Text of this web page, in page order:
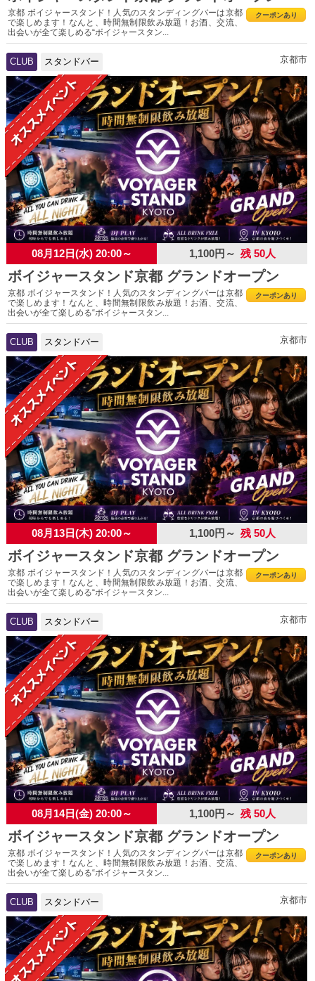
クーポンあり
京都 ボイジャースタンド！人気のスタンディングバーは京都
で楽しめます！なんと、時間無制限飲み放題！お酒、交流、
出会いが全て楽しめる“ボイジャースタン...
CLUB スタンドバー 京都市
08月12日(水) 20:00～ 1,100円～ 残 50人
ボイジャースタンド京都 グランドオープン
クーポンあり
京都 ボイジャースタンド！人気のスタンディングバーは京都
で楽しめます！なんと、時間無制限飲み放題！お酒、交流、
出会いが全て楽しめる“ボイジャースタン...
CLUB スタンドバー 京都市
08月13日(木) 20:00～ 1,100円～ 残 50人
ボイジャースタンド京都 グランドオープン
クーポンあり
京都 ボイジャースタンド！人気のスタンディングバーは京都
で楽しめます！なんと、時間無制限飲み放題！お酒、交流、
出会いが全て楽しめる“ボイジャースタン...
CLUB スタンドバー 京都市
08月14日(金) 20:00～ 1,100円～ 残 50人
ボイジャースタンド京都 グランドオープン
クーポンあり
京都 ボイジャースタンド！人気のスタンディングバーは京都
で楽しめます！なんと、時間無制限飲み放題！お酒、交流、
出会いが全て楽しめる“ボイジャースタン...
CLUB スタンドバー 京都市